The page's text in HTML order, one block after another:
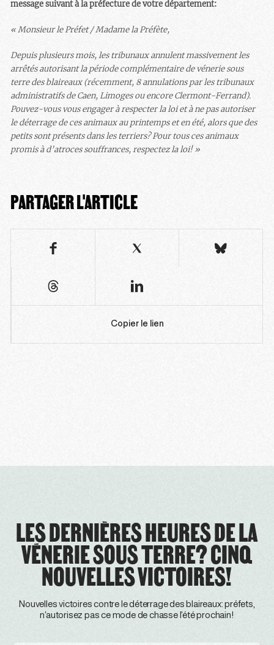
message suivant à la préfecture de votre département:
« Monsieur le Préfet / Madame la Préfète,
Depuis plusieurs mois, les tribunaux annulent massivement les
arrêtés autorisant la période complémentaire de vénerie sous
terre des blaireaux (récemment, 8 annulations par les tribunaux
administratifs de Caen, Limoges ou encore Clermont-Ferrand).
Pouvez-vous vous engager à respecter la loi et à ne pas autoriser
le déterrage de ces animaux au printemps et en été, alors que des
petits sont présents dans les terriers? Pour tous ces animaux
promis à d’atroces souffrances, respectez la loi! »
PARTAGER L'ARTICLE
Copier le lien
LES DERNIÈRES HEURES DE LA
VÉNERIE SOUS TERRE? CINQ
NOUVELLES VICTOIRES!
Nouvelles victoires contre le déterrage des blaireaux: préfets,
n’autorisez pas ce mode de chasse l’été prochain!